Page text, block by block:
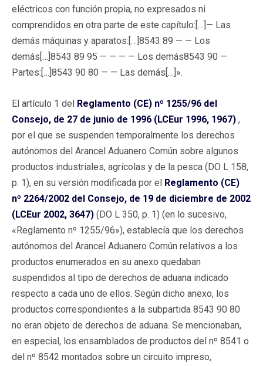
eléctricos con función propia, no expresados ni
comprendidos en otra parte de este capítulo:[…]— Las
demás máquinas y aparatos:[…]8543 89 — — Los
demás[…]8543 89 95 — — — — Los demás8543 90 —
Partes:[…]8543 90 80 — — Las demás[…]».
El artículo 1 del Reglamento (CE) nº 1255/96 del
Consejo, de 27 de junio de 1996 (LCEur 1996, 1967) ,
por el que se suspenden temporalmente los derechos
autónomos del Arancel Aduanero Común sobre algunos
productos industriales, agrícolas y de la pesca (DO L 158,
p. 1), en su versión modificada por el Reglamento (CE)
nº 2264/2002 del Consejo, de 19 de diciembre de 2002
(LCEur 2002, 3647) (DO L 350, p. 1) (en lo sucesivo,
«Reglamento nº 1255/96»), establecía que los derechos
autónomos del Arancel Aduanero Común relativos a los
productos enumerados en su anexo quedaban
suspendidos al tipo de derechos de aduana indicado
respecto a cada uno de ellos. Según dicho anexo, los
productos correspondientes a la subpartida 8543 90 80
no eran objeto de derechos de aduana. Se mencionaban,
en especial, los ensamblados de productos del nº 8541 o
del nº 8542 montados sobre un circuito impreso,